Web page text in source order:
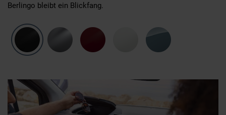
Berlingo bleibt ein Blickfang.